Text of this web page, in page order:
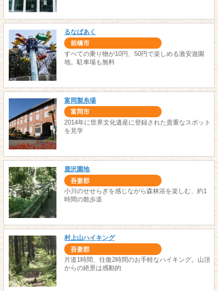
るなぱあく
前橋市
すべての乗り物が10円、50円で楽しめる激安遊園
地。駐車場も無料
富岡製糸場
富岡市
2014年に世界文化遺産に登録された貴重なスポット
を見学
鹿沢園地
吾妻郡
小川のせせらぎを感じながら森林浴を楽しむ、約1
時間の散歩道
村上山ハイキング
吾妻郡
片道1時間、往復2時間のお手軽なハイキング。山頂
からの絶景は感動的